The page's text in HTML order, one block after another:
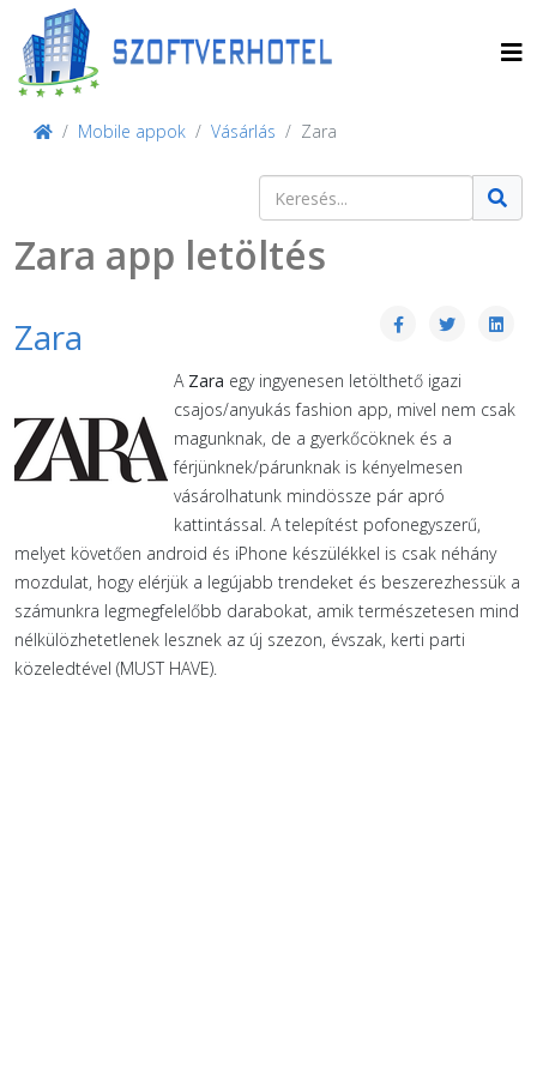
Mobile appok Vásárlás Zara
Keresés
Zara app letöltés
Zara
A Zara egy ingyenesen letölthető igazi
csajos/anyukás fashion app, mivel nem csak
magunknak, de a gyerkőcöknek és a
férjünknek/párunknak is kényelmesen
vásárolhatunk mindössze pár apró
kattintással. A telepítést pofonegyszerű,
melyet követően android és iPhone készülékkel is csak néhány
mozdulat, hogy elérjük a legújabb trendeket és beszerezhessük a
számunkra legmegfelelőbb darabokat, amik természetesen mind
nélkülözhetetlenek lesznek az új szezon, évszak, kerti parti
közeledtével (MUST HAVE).